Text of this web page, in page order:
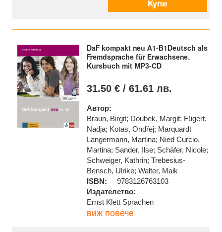
Купи
DaF kompakt neu A1-B1Deutsch als
Fremdsprache für Erwachsene.
Kursbuch mit MP3-CD
31.50 € / 61.61 лв.
Автор:
Braun, Birgit; Doubek, Margit; Fügert,
Nadja; Kotas, Ondřej; Marquardt
Langermann, Martina; Nied Curcio,
Martina; Sander, Ilse; Schäfer, Nicole;
Schweiger, Kathrin; Trebesius-
Bensch, Ulrike; Walter, Maik
ISBN:
9783126763103
Издателство:
Ernst Klett Sprachen
виж повече